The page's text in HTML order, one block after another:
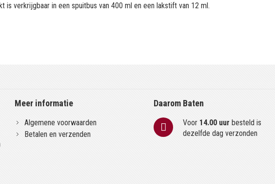
is verkrijgbaar in een spuitbus van 400 ml en een lakstift van 12 ml.
Meer informatie
Algemene voorwaarden
Betalen en verzenden
Daarom Baten
Voor 14.00 uur besteld is
dezelfde dag verzonden